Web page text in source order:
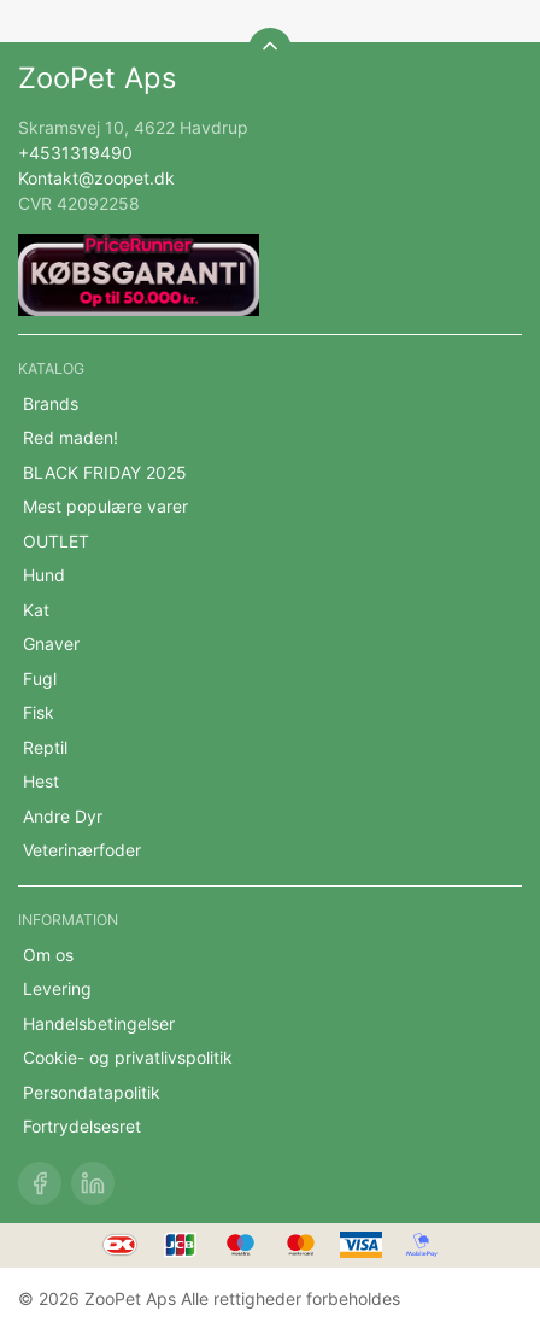
ZooPet Aps
Skramsvej 10, 4622 Havdrup
+4531319490
Kontakt@zoopet.dk
CVR 42092258
KATALOG
Brands
Red maden!
BLACK FRIDAY 2025
Mest populære varer
OUTLET
Hund
Kat
Gnaver
Fugl
Fisk
Reptil
Hest
Andre Dyr
Veterinærfoder
INFORMATION
Om os
Levering
Handelsbetingelser
Cookie- og privatlivspolitik
Persondatapolitik
Fortrydelsesret
© 2026 ZooPet Aps Alle rettigheder forbeholdes